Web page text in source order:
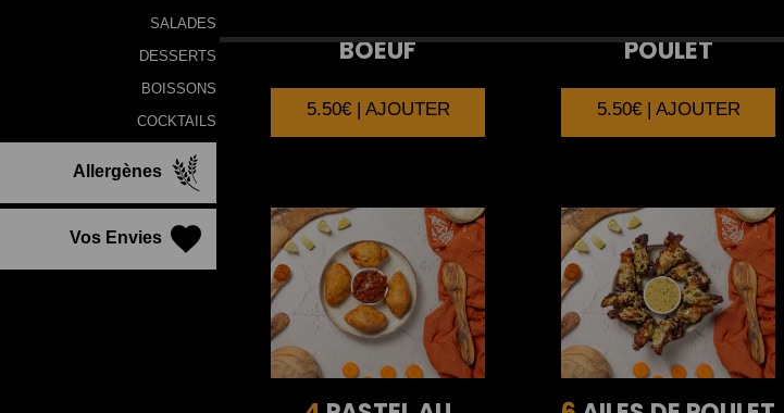
SALADES
DESSERTS
BOISSONS
COCKTAILS
Allergènes
Vos Envies
BOEUF
5.50€ | AJOUTER
POULET
5.50€ | AJOUTER